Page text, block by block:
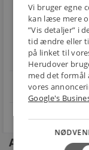
E-MÆRKET
Handle trygt hos
os
star4.1 på
Andre kunder
Vi bruger egne
kan læse mere
”Vis detaljer” i
tid ændre eller
på linket til
Herudover
med det formål
vores
Google's